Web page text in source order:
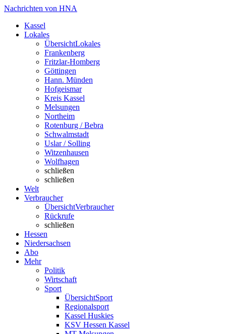
Nachrichten von HNA
Kassel
Lokales
ÜbersichtLokales
Frankenberg
Fritzlar-Homberg
Göttingen
Hann. Münden
Hofgeismar
Kreis Kassel
Melsungen
Northeim
Rotenburg / Bebra
Schwalmstadt
Uslar / Solling
Witzenhausen
Wolfhagen
schließen
schließen
Welt
Verbraucher
ÜbersichtVerbraucher
Rückrufe
schließen
Hessen
Niedersachsen
Abo
Mehr
Politik
Wirtschaft
Sport
ÜbersichtSport
Regionalsport
Kassel Huskies
KSV Hessen Kassel